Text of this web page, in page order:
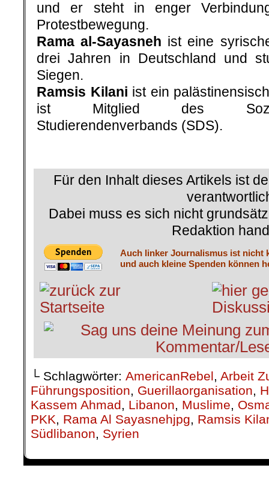
und er steht in enger
Protestbewegung.
Rama al-Sayasneh ist eine
drei Jahren in Deutschland und
Siegen.
Ramsis Kilani ist ein
ist Mitglied des
Studierendenverbands (SDS).
Für den Inhalt dieses Artikels ist
Dabei muss es sich nicht
Redaktion
Auch linker Journalismus ist nicht
und auch kleine Spenden können
└ Schlagwörter: AmericanRebel, Arbeit
Führungsposition, Guerillaorganisation,
Kassem Ahmad, Libanon, Muslime,
PKK, Rama Al Sayasnehjpg, Ramsis
Südlibanon, Syrien